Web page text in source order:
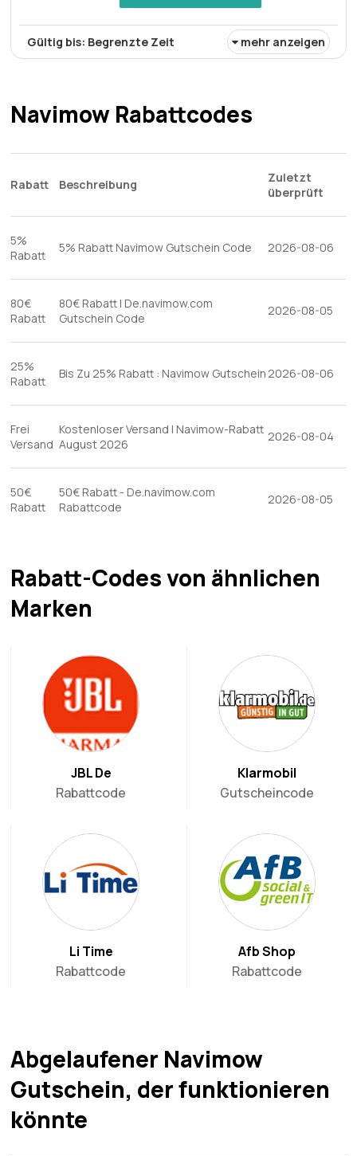
Die geschäftsbedingungen finden sie auf
der website des händlers
Gültig bis: Begrenzte Zeit
mehr anzeigen
Mindestkaufbetrag:Keine Mindestausgaben
Zeitlich begrenztes angebot
Nicht mit anderen Aktionen kombinierbar
der website des händlers
Navimow Rabattcodes
Rabatt Beschreibung
Zuletzt
überprüft
5%
Rabatt
5% Rabatt Navimow Gutschein Code 2026-08-06
80€
Rabatt
80€ Rabatt | De.navimow.com
Gutschein Code
2026-08-05
25%
Rabatt
Bis Zu 25% Rabatt : Navimow Gutschein 2026-08-06
Frei
Versand
Kostenloser Versand | Navimow-Rabatt
August 2026
2026-08-04
50€
Rabatt
50€ Rabatt - De.navimow.com
Rabattcode
2026-08-05
Rabatt-Codes von ähnlichen
Marken
JBL De
Rabattcode
Klarmobil
Gutscheincode
Li Time
Rabattcode
Afb Shop
Rabattcode
Abgelaufener Navimow
Gutschein, der funktionieren
könnte